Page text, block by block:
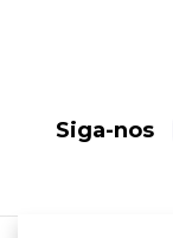
Siga-nos